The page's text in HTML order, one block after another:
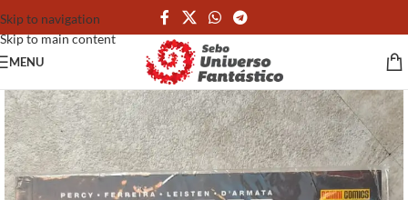
Skip to navigation
Skip to main content
MENU